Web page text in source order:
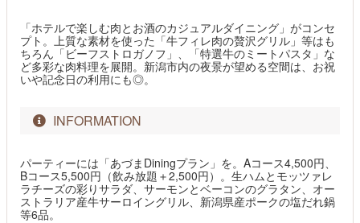
「ホテルで楽しむ肉とお酒のカジュアルダイニング」がコンセ
プト。上質な素材を使った「牛フィレ肉の贅沢グリル」等はも
ちろん「ビーフストロガノフ」、「特選牛のミートパスタ」な
ど多彩な肉料理を展開。新潟市内の夜景が望める空間は、お祝
いや記念日の利用にも◎。
INFORMATION
パーティーには「あづまDiningプラン」を。Aコース4,500円、
Bコース5,500円（飲み放題＋2,500円）。生ハムとモッツァレ
ラチーズの彩りサラダ、サーモンとベーコンのグラタン、オー
ストラリア産牛サーロイングリル、新潟県産ポークの塩だれ鍋
等6品。